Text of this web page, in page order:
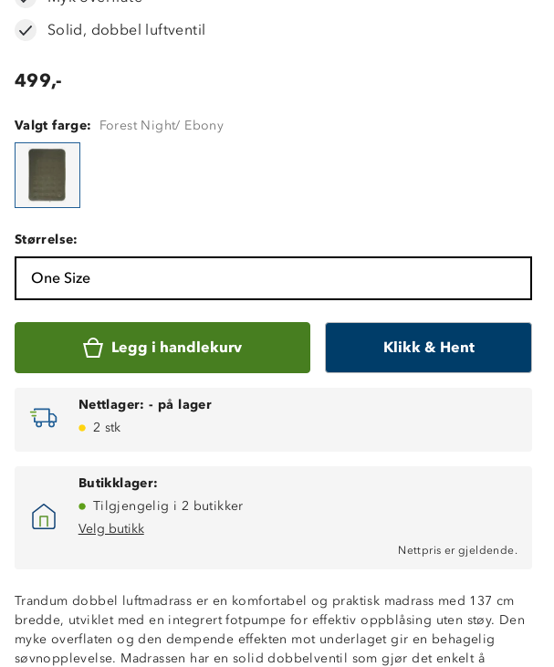
Solid, dobbel luftventil
499,-
Valgt farge: Forest Night/ Ebony
Størrelse:
One Size
Legg i handlekurv Klikk & Hent
Nettlager: - på lager
2 stk
Butikklager:
Tilgjengelig i 2 butikker
Velg butikk
Nettpris er gjeldende.
Trandum dobbel luftmadrass er en komfortabel og praktisk madrass med 137 cm
bredde, utviklet med en integrert fotpumpe for effektiv oppblåsing uten støy. Den
myke overflaten og den dempende effekten mot underlaget gir en behagelig
søvnopplevelse. Madrassen har en solid dobbelventil som gjør det enkelt å